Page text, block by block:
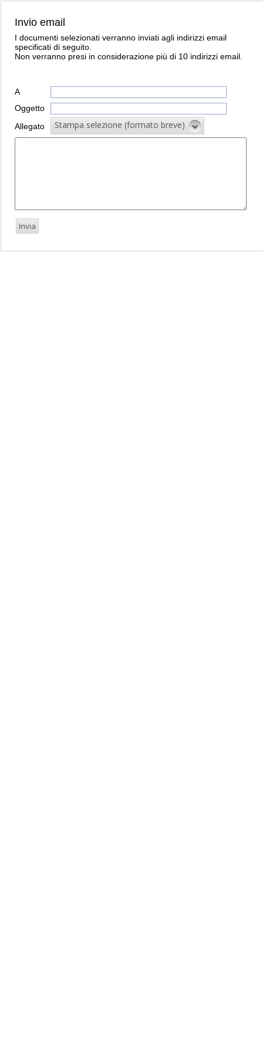
Invio email
I documenti selezionati verranno inviati agli indirizzi email
specificati di seguito.
Non verranno presi in considerazione più di 10 indirizzi email.
A
Oggetto
Allegato
Stampa selezione (formato breve)